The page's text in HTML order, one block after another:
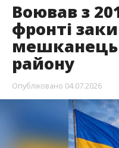
Воював з
фронті
мешканець
району
Опубліковано 04.07.2026